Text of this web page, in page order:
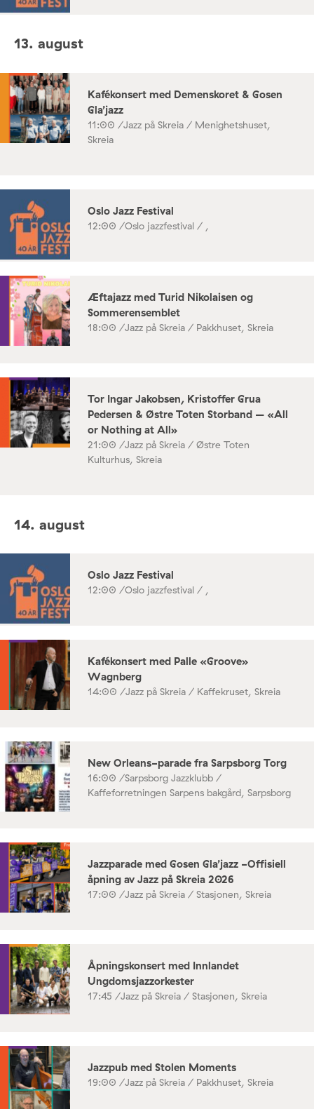
13. august
Kafékonsert med Demenskoret & Gosen
Gla’jazz
11:00 /Jazz på Skreia / Menighetshuset,
Skreia
Oslo Jazz Festival
12:00 /Oslo jazzfestival / ,
Æftajazz med Turid Nikolaisen og
Sommerensemblet
18:00 /Jazz på Skreia / Pakkhuset, Skreia
Tor Ingar Jakobsen, Kristoffer Grua
Pedersen & Østre Toten Storband – «All
or Nothing at All»
21:00 /Jazz på Skreia / Østre Toten
Kulturhus, Skreia
14. august
Oslo Jazz Festival
12:00 /Oslo jazzfestival / ,
Kafékonsert med Palle «Groove»
Wagnberg
14:00 /Jazz på Skreia / Kaffekruset, Skreia
New Orleans-parade fra Sarpsborg Torg
16:00 /Sarpsborg Jazzklubb /
Kaffeforretningen Sarpens bakgård, Sarpsborg
Jazzparade med Gosen Gla’jazz -Offisiell
åpning av Jazz på Skreia 2026
17:00 /Jazz på Skreia / Stasjonen, Skreia
Åpningskonsert med Innlandet
Ungdomsjazzorkester
17:45 /Jazz på Skreia / Stasjonen, Skreia
Jazzpub med Stolen Moments
19:00 /Jazz på Skreia / Pakkhuset, Skreia